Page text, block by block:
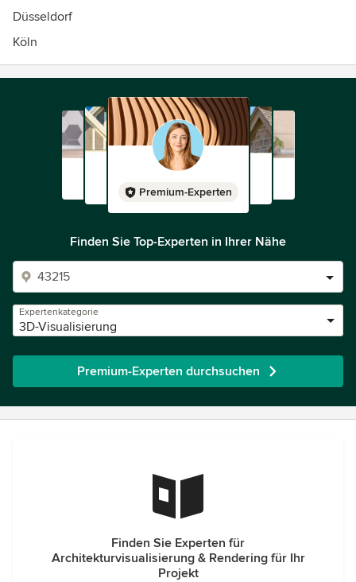
Düsseldorf
Köln
Premium-Experten
Finden Sie Top-Experten in Ihrer Nähe
Expertenkategorie
3D-Visualisierung
Premium-Experten durchsuchen
Finden Sie Experten für
Architekturvisualisierung & Rendering für Ihr
Projekt